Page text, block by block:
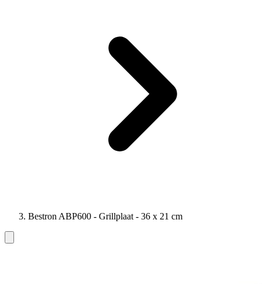
Bestron ABP600 - Grillplaat - 36 x 21 cm